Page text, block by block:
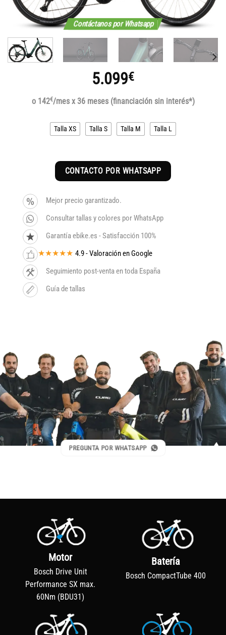
Contáctanos por Whatsapp
5.099€
o 142€/mes x 36 meses (financiación sin interés*)
Talla XS Talla S Talla M Talla L
CONTACTO POR WHATSAPP
Mejor precio garantizado.
Consultar tallas y colores por WhatsApp
Garantía ebike.es - Satisfacción 100%
★★★★★ 4.9 - Valoración en Google
Seguimiento post-venta en toda España
Guía de tallas
PREGUNTA POR WHATSAPP
Motor
Bosch Drive Unit
Performance SX max.
60Nm (BDU31)
Batería
Bosch CompactTube 400